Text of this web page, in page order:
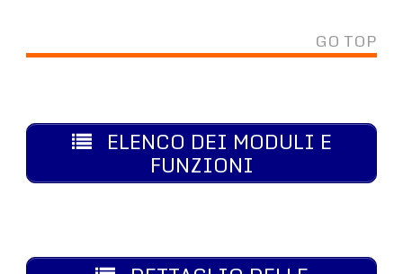
GO TOP
ELENCO DEI MODULI E
FUNZIONI